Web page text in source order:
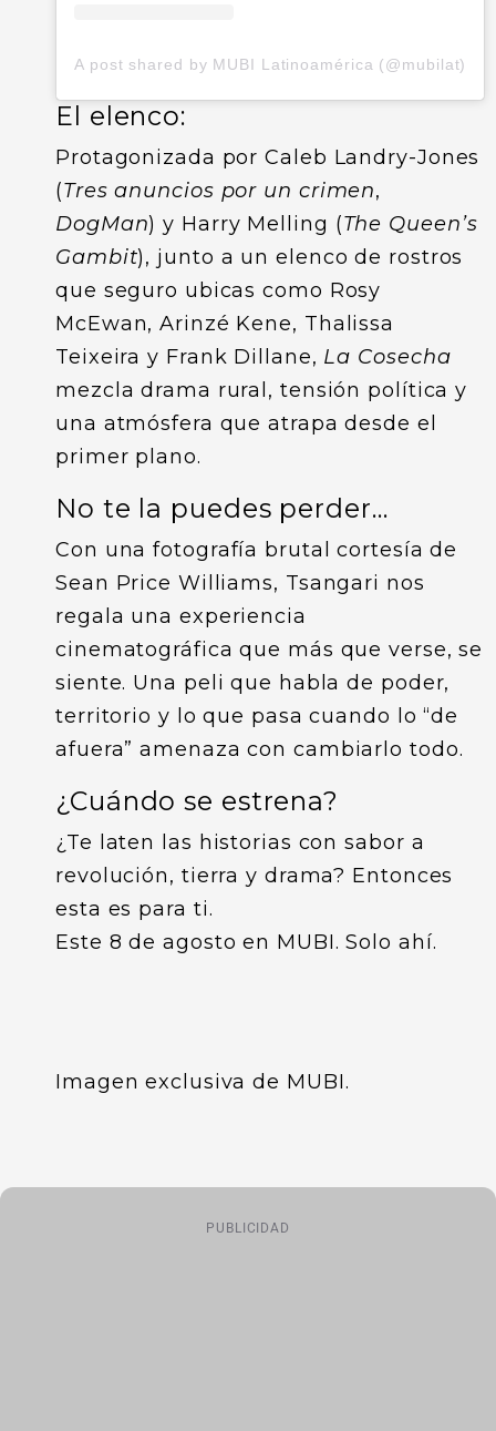
A post shared by MUBI Latinoamérica (@mubilat)
El elenco:
Protagonizada por Caleb Landry-Jones
(Tres anuncios por un crimen,
DogMan) y Harry Melling (The Queen’s
Gambit), junto a un elenco de rostros
que seguro ubicas como Rosy
McEwan, Arinzé Kene, Thalissa
Teixeira y Frank Dillane, La Cosecha
mezcla drama rural, tensión política y
una atmósfera que atrapa desde el
primer plano.
No te la puedes perder…
Con una fotografía brutal cortesía de
Sean Price Williams, Tsangari nos
regala una experiencia
cinematográfica que más que verse, se
siente. Una peli que habla de poder,
territorio y lo que pasa cuando lo “de
afuera” amenaza con cambiarlo todo.
¿Cuándo se estrena?
¿Te laten las historias con sabor a
revolución, tierra y drama? Entonces
esta es para ti.
Este 8 de agosto en MUBI. Solo ahí.
Imagen exclusiva de MUBI.
PUBLICIDAD